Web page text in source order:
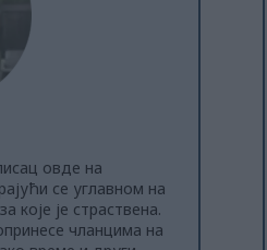
овде на
се углавном на
које је страствена.
чланцима на